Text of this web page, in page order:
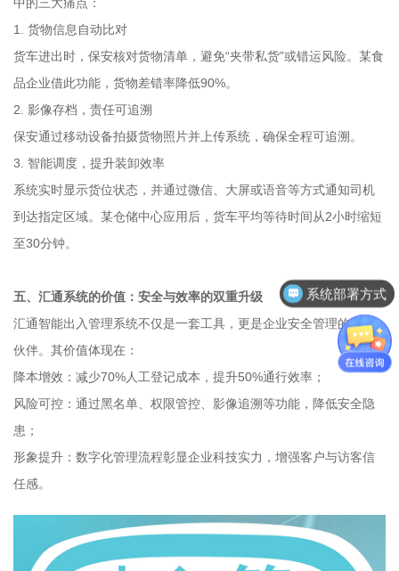
1. 货物信息自动比对
货车进出时，保安核对货物清单，避免“夹带私货”或错运风险。某食
品企业借此功能，货物差错率降低90%。
2. 影像存档，责任可追溯
保安通过移动设备拍摄货物照片并上传系统，确保全程可追溯。
3. 智能调度，提升装卸效率
系统实时显示货位状态，并通过微信、大屏或语音等方式通知司机
到达指定区域。某仓储中心应用后，货车平均等待时间从2小时缩短
至30分钟。
五、汇通系统的价值：安全与效率的双重升级
汇通智能出入管理系统不仅是一套工具，更是企业安全管理的战略
伙伴。其价值体现在：
降本增效：减少70%人工登记成本，提升50%通行效率；
风险可控：通过黑名单、权限管控、影像追溯等功能，降低安全隐
患；
形象提升：数字化管理流程彰显企业科技实力，增强客户与访客信
任感。
系统部署方式